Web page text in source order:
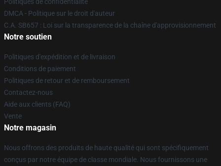
DMCA - Politique sur le droit d'auteur
C.A. SB657 : Loi sur la transparence de la chaîne d'approvisionnement
Notre soutien
Politiques d'expédition et de livraison
Conditions de paiement
Politiques de retour et de remboursement
Contactez-nous
Aide aux clients (FAQ)
Vente
Notre magasin
Nous offrons des produits de haute qualité qui sont spécifiquement
conçus par notre équipe de classe mondiale. Nous fournissons une